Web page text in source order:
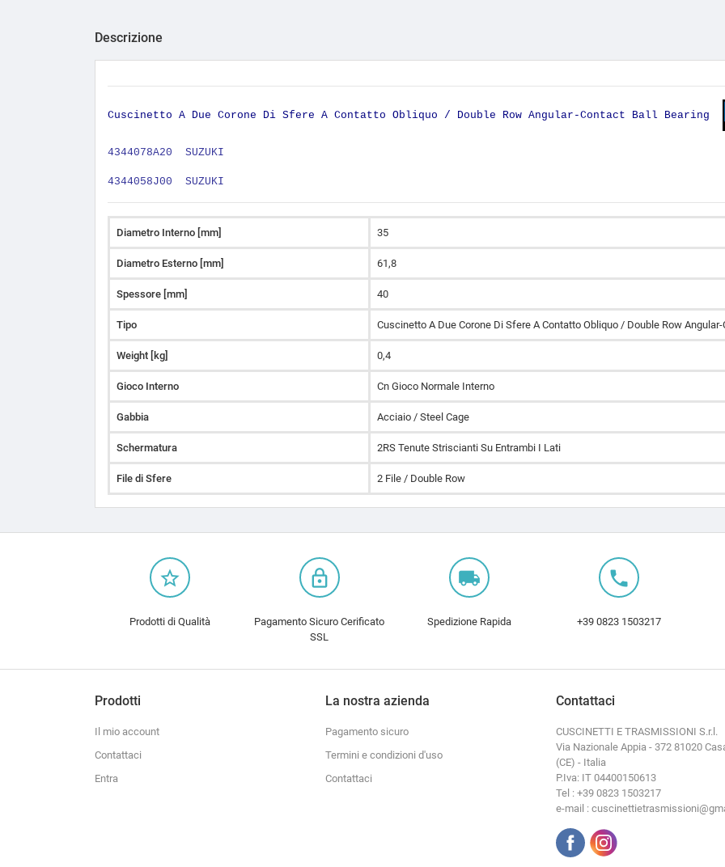
Descrizione
Cuscinetto A Due Corone Di Sfere A Contatto Obliquo / Double Row Angular-Contact Ball Bearing
4344078A20 SUZUKI
4344058J00 SUZUKI
Diametro Interno [mm] 35
Diametro Esterno [mm] 61,8
Spessore [mm] 40
Tipo Cuscinetto A Due Corone Di Sfere A Contatto Obliquo / Double Row
Weight [kg] 0,4
Gioco Interno Cn Gioco Normale Interno
Gabbia Acciaio / Steel Cage
Schermatura 2RS Tenute Striscianti Su Entrambi I Lati
File di Sfere 2 File / Double Row
star_border
Prodotti di Qualità
lock_outline
Pagamento Sicuro Cerificato
SSL
local_shipping
Spedizione Rapida
local_phone
+39 0823 1503217
Prodotti
Il mio account
Contattaci
Entra
La nostra azienda
Pagamento sicuro
Termini e condizioni d'uso
Contattaci
Contattaci
CUSCINETTI E TRASMISSIONI S.r.l.
Via Nazionale Appia - 372 81020
(CE) - Italia
P.Iva: IT 04400150613
Tel : +39 0823 1503217
e-mail :